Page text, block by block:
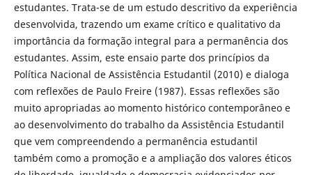
estudantes. Trata-se de um estudo descritivo da experiência
desenvolvida, trazendo um exame crítico e qualitativo da
importância da formação integral para a permanência dos
estudantes. Assim, este ensaio parte dos princípios da
Política Nacional de Assistência Estudantil (2010) e dialoga
com reflexões de Paulo Freire (1987). Essas reflexões são
muito apropriadas ao momento histórico contemporâneo e
ao desenvolvimento do trabalho da Assistência Estudantil
que vem compreendendo a permanência estudantil
também como a promoção e a ampliação dos valores éticos